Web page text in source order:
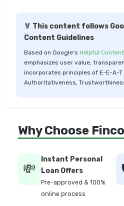
🏅 This content follows
Content Guidelines
Based on Google's Helpful
emphasizes user value,
incorporates principles of E-E-A-T
Authoritativeness,
Why Choose
💸
Instant Personal
Loan Offers
Pre-approved & 100%
online process